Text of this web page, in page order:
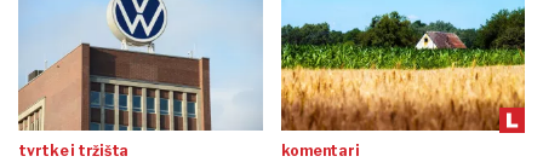
tvrtke i tržišta komentari